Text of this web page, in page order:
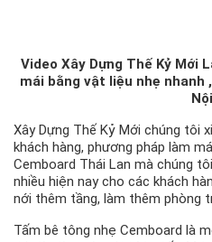
Video Xây Dựng Thế Kỷ Mới
mái bằng vật liệu nhẹ nhanh
Nội
Xây Dựng Thế Kỷ Mới chúng tôi
khách hàng, phương pháp làm
Cemboard Thái Lan mà chúng
nhiều hiện nay cho các khách
nới thêm tầng, làm thêm phòng
Tấm bê tông nhẹ Cemboard là